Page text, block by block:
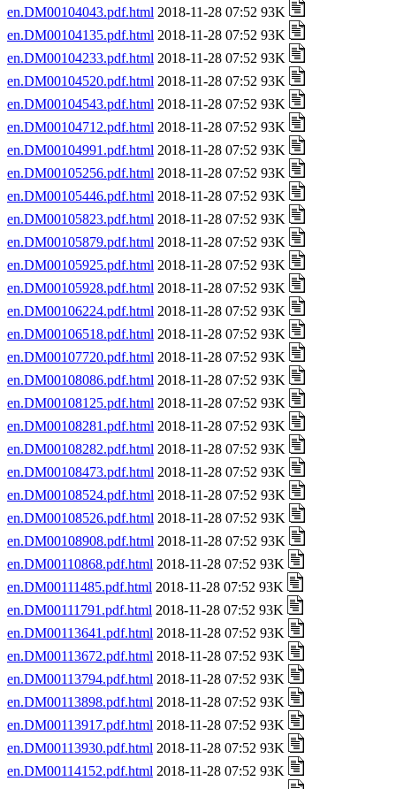
en.DM00104043.pdf.html 2018-11-28 07:52 93K
en.DM00104135.pdf.html 2018-11-28 07:52 93K
en.DM00104233.pdf.html 2018-11-28 07:52 93K
en.DM00104520.pdf.html 2018-11-28 07:52 93K
en.DM00104543.pdf.html 2018-11-28 07:52 93K
en.DM00104712.pdf.html 2018-11-28 07:52 93K
en.DM00104991.pdf.html 2018-11-28 07:52 93K
en.DM00105256.pdf.html 2018-11-28 07:52 93K
en.DM00105446.pdf.html 2018-11-28 07:52 93K
en.DM00105823.pdf.html 2018-11-28 07:52 93K
en.DM00105879.pdf.html 2018-11-28 07:52 93K
en.DM00105925.pdf.html 2018-11-28 07:52 93K
en.DM00105928.pdf.html 2018-11-28 07:52 93K
en.DM00106224.pdf.html 2018-11-28 07:52 93K
en.DM00106518.pdf.html 2018-11-28 07:52 93K
en.DM00107720.pdf.html 2018-11-28 07:52 93K
en.DM00108086.pdf.html 2018-11-28 07:52 93K
en.DM00108125.pdf.html 2018-11-28 07:52 93K
en.DM00108281.pdf.html 2018-11-28 07:52 93K
en.DM00108282.pdf.html 2018-11-28 07:52 93K
en.DM00108473.pdf.html 2018-11-28 07:52 93K
en.DM00108524.pdf.html 2018-11-28 07:52 93K
en.DM00108526.pdf.html 2018-11-28 07:52 93K
en.DM00108908.pdf.html 2018-11-28 07:52 93K
en.DM00110868.pdf.html 2018-11-28 07:52 93K
en.DM00111485.pdf.html 2018-11-28 07:52 93K
en.DM00111791.pdf.html 2018-11-28 07:52 93K
en.DM00113641.pdf.html 2018-11-28 07:52 93K
en.DM00113672.pdf.html 2018-11-28 07:52 93K
en.DM00113794.pdf.html 2018-11-28 07:52 93K
en.DM00113898.pdf.html 2018-11-28 07:52 93K
en.DM00113917.pdf.html 2018-11-28 07:52 93K
en.DM00113930.pdf.html 2018-11-28 07:52 93K
en.DM00114152.pdf.html 2018-11-28 07:52 93K